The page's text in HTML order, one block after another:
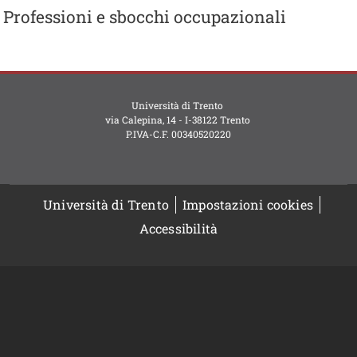
Contenuto
Professioni e sbocchi occupazionali
Università di Trento
via Calepina, 14 - I-38122 Trento
P.IVA-C.F. 003​40520220
Università di Trento
Impostazioni cookies
Accessibilità